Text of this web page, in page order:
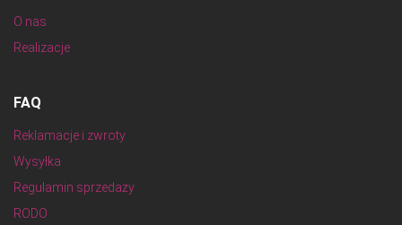
O nas
Realizacje
FAQ
Reklamacje i zwroty
Wysyłka
Regulamin sprzedaży
RODO